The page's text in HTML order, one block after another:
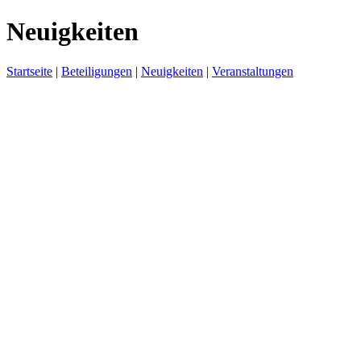
Neuigkeiten
Startseite | Beteiligungen | Neuigkeiten | Veranstaltungen